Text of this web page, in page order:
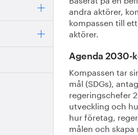
andra aktörer,
kompassen till
aktörer.
Agenda 2030-
Kompassen tar
mål (SDGs),
regeringschefer
utveckling och
hur företag,
målen och